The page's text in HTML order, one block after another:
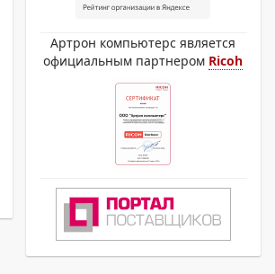
Артрон компьютерс является
официальным партнером Ricoh